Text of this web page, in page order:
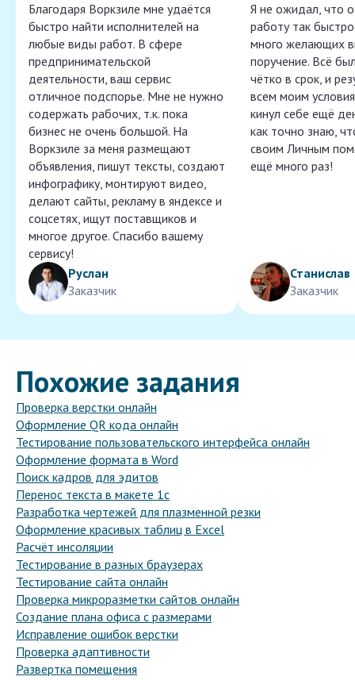
Благодаря Воркзиле мне удаётся
быстро найти исполнителей на
любые виды работ. В сфере
предпринимательской
деятельности, ваш сервис
отличное подспорье. Мне не нужно
содержать рабочих, т.к. пока
бизнес не очень большой. На
Воркзиле за меня размещают
объявления, пишут тексты, создают
инфографику, монтируют видео,
делают сайты, рекламу в яндексе и
соцсетях, ищут поставщиков и
многое другое. Спасибо вашему
сервису!
Руслан
Заказчик
Я не ожидал, что
работу так
много желающих
поручение. Всё
чётко в срок, и
всем моим
кинул себе ещё
как точно знаю,
своим Личным
ещё много раз!
Станислав
Заказчик
Похожие задания
Проверка верстки онлайн
Оформление QR кода онлайн
Тестирование пользовательского интерфейса онлайн
Оформление формата в Word
Поиск кадров для эдитов
Перенос текста в макете 1с
Разработка чертежей для плазменной резки
Оформление красивых таблиц в Excel
Расчёт инсоляции
Тестирование в разных браузерах
Тестирование сайта онлайн
Проверка микроразметки сайтов онлайн
Создание плана офиса с размерами
Исправление ошибок верстки
Проверка адаптивности
Развертка помещения